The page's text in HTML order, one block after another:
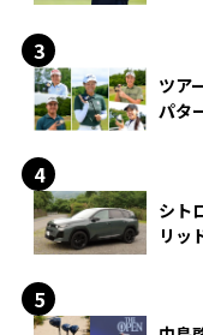
ツア
パタ
シト
リッ